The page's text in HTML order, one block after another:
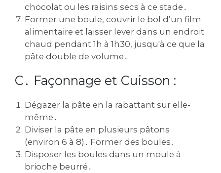
chocolat ou les raisins secs à ce stade․
Former une boule‚ couvrir le bol d’un film
alimentaire et laisser lever dans un endroit
chaud pendant 1h à 1h30‚ jusqu'à ce que la
pâte double de volume․
C․ Façonnage et Cuisson :
Dégazer la pâte en la rabattant sur elle-
même․
Diviser la pâte en plusieurs pâtons
(environ 6 à 8)․ Former des boules․
Disposer les boules dans un moule à
brioche beurré․